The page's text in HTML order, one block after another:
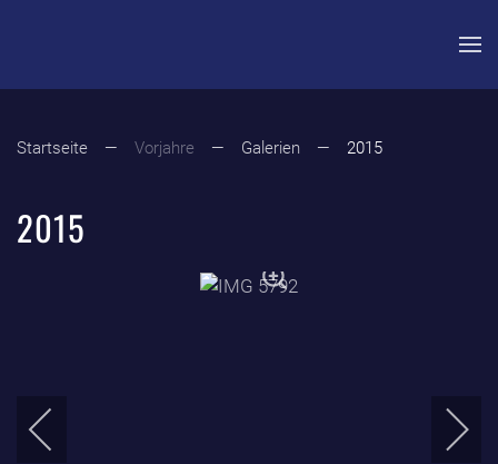
Startseite Vorjahre Galerien 2015
2015